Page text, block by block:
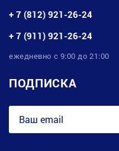
+ 7 (812) 921-26-24
+ 7 (911) 921-26-24
ежедневно с 9:00 до 21:00
ПОДПИСКА